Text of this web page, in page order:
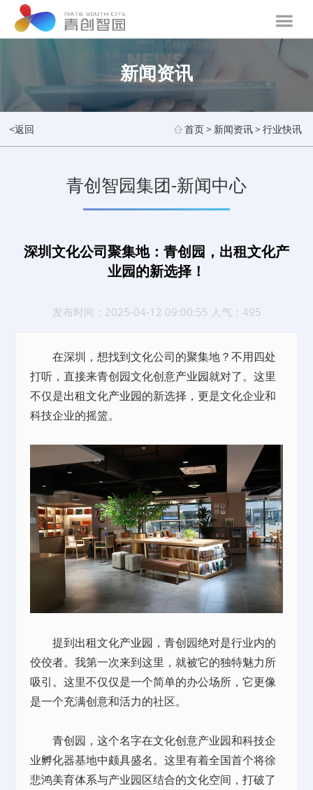
新闻资讯
<返回 首页> 新闻资讯>行业快讯
青创智园集团-新闻中心
深圳文化公司聚集地：青创园，出租文化产
业园的新选择！
发布时间：2025-04-12 09:00:55 人气：495
在深圳，想找到文化公司的聚集地？不用四处
打听，直接来青创园文化创意产业园就对了。这里
不仅是出租文化产业园的新选择，更是文化企业和
科技企业的摇篮。
提到出租文化产业园 ，青创园绝对是行业内的
佼佼者。我第一次来到这里，就被它的独特魅力所
吸引。这里不仅仅是一个简单的办公场所，它更像
是一个充满创意和活力的社区。
青创园，这个名字在文化创意产业园和科技企
业孵化器基地中颇具盛名。这里有着全国首个将徐
悲鸿美育体系与产业园区结合的文化空间，打破了